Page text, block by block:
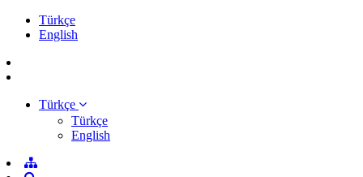
Türkçe
English
Türkçe
Türkçe
English